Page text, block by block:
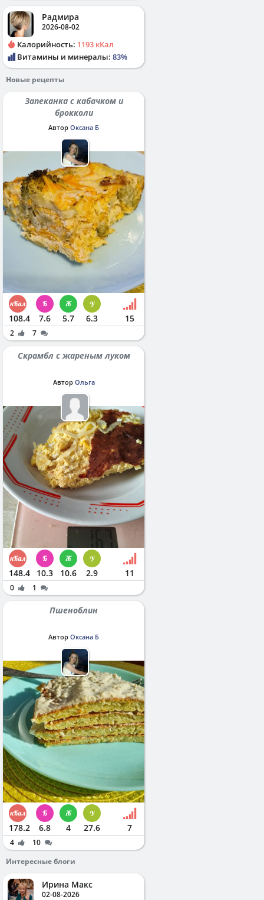
Радмира
2026-08-02
Калорийность: 1193 кКал
Витамины и минералы: 83%
Новые рецепты
Запеканка с кабачком и
брокколи
Автор Оксана Б
108.4 7.6 5.7 6.3 15
2 7
Скрамбл с жареным луком
Автор Ольга
148.4 10.3 10.6 2.9 11
0 1
Пшеноблин
Автор Оксана Б
178.2 6.8 4 27.6 7
4
10
Интересные блоги
Ирина Макс
02-08-2026